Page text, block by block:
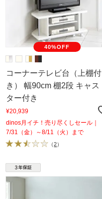
40%OFF
コーナーテレビ台（上棚付
き） 幅90cm 棚2段 キャス
ター付き
¥20,939
dinos月イチ！売り尽くしセール｜
7/31（金）～8/11（火）まで
（2）